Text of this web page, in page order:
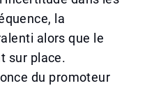
la
alors que le
sur place.
du promoteur